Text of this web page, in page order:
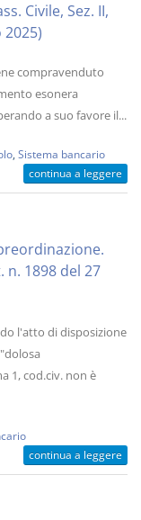
Civile, Sez. II,
compravenduto
esonera
a suo favore il...
Sistema bancario
continua a leggere
n. 1898 del 27
l'atto di disposizione
1, cod.civ. non è
continua a leggere